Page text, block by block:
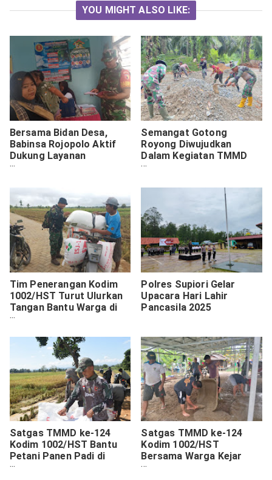
YOU MIGHT ALSO LIKE:
Bersama Bidan Desa,
Babinsa Rojopolo Aktif
Dukung Layanan
Kesehatan Balita
Semangat Gotong
Royong Diwujudkan
Dalam Kegiatan TMMD
Ke-124 Kodim 1009/Tanah
Tim Penerangan Kodim
1002/HST Turut Ulurkan
Tangan Bantu Warga di
Lokasi TMMD
Polres Supiori Gelar
Upacara Hari Lahir
Pancasila 2025
Satgas TMMD ke-124
Kodim 1002/HST Bantu
Petani Panen Padi di
Lokasi Pembangunan
Satgas TMMD ke-124
Kodim 1002/HST
Bersama Warga Kejar
Target, Cor Teras